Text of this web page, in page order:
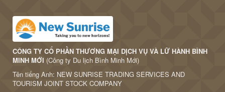
CÔNG TY CỔ PHẦN THƯƠNG MẠI DỊCH VỤ VÀ LỮ HÀNH BÌNH
MINH MỚI (Công ty Du lịch Bình Minh Mới)
Tên tiếng Anh: NEW SUNRISE TRADING SERVICES AND
TOURISM JOINT STOCK COMPANY